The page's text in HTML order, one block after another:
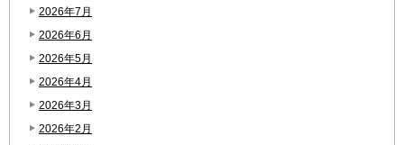
2026年7月
2026年6月
2026年5月
2026年4月
2026年3月
2026年2月